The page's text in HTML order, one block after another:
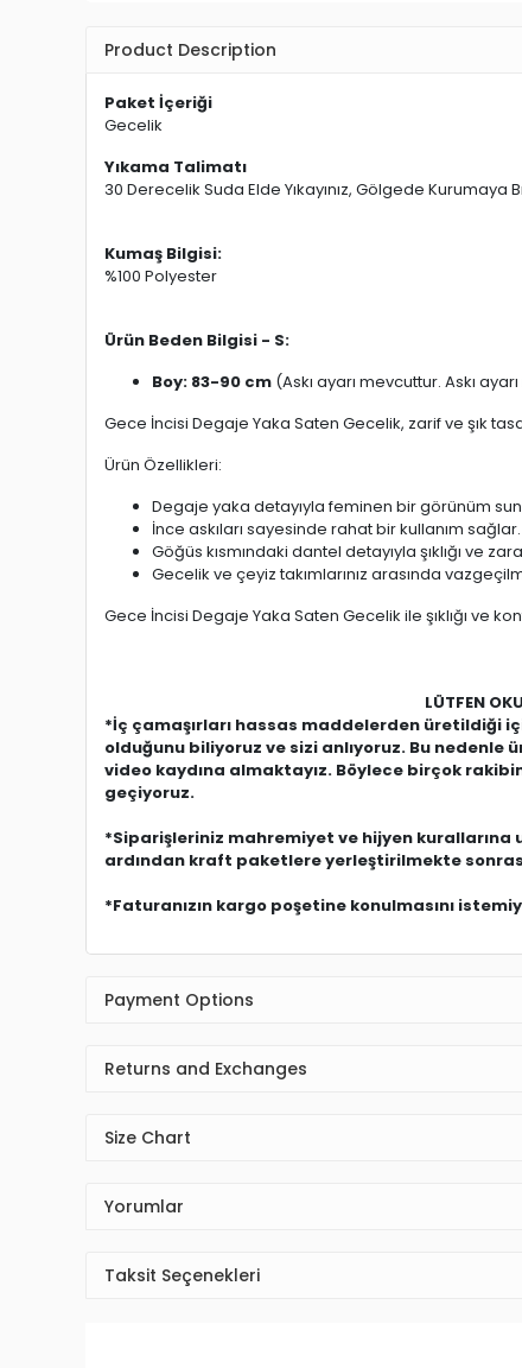
Product Description
Paket İçeriği
Gecelik
Yıkama Talimatı
30 Derecelik Suda Elde Yıkayınız, Gölgede Kurumaya
Kumaş Bilgisi:
%100 Polyester
Ürün Beden Bilgisi - S:
Boy: 83-90 cm (Askı ayarı mevcuttur. Askı
Gece İncisi Degaje Yaka Saten Gecelik, zarif ve şık
Ürün Özellikleri:
Degaje yaka detayıyla feminen bir görünüm
İnce askıları sayesinde rahat bir kullanım sağlar.
Göğüs kısmındaki dantel detayıyla şıklığı ve
Gecelik ve çeyiz takımlarınız arasında
Gece İncisi Degaje Yaka Saten Gecelik ile şıklığı ve
LÜTFEN
*İç çamaşırları hassas maddelerden üretildiği
olduğunu biliyoruz ve sizi anlıyoruz. Bu
video kaydına almaktayız. Böylece birçok
geçiyoruz.
*Siparişleriniz mahremiyet ve hijyen
ardından kraft paketlere yerleştirilmekte
*Faturanızın kargo poşetine konulmasını
Payment Options
Returns and Exchanges
Size Chart
Yorumlar
Taksit Seçenekleri